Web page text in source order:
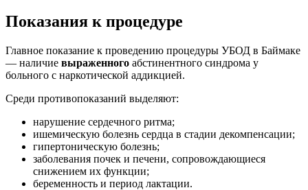
Показания к процедуре
Главное показание к проведению процедуры УБОД в Баймаке
— наличие выраженного абстинентного синдрома у
больного с наркотической аддикцией.
Среди противопоказаний выделяют:
нарушение сердечного ритма;
ишемическую болезнь сердца в стадии декомпенсации;
гипертоническую болезнь;
заболевания почек и печени, сопровождающиеся
снижением их функции;
беременность и период лактации.